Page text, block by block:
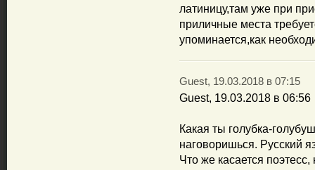
латиницу,там уже при
приличные места
упоминается,как
Guest, 19.03.2018 в 07:15
Guest, 19.03.2018 в 06:56
Какая ты голубка-
наговоришься. Русский
Что же касается